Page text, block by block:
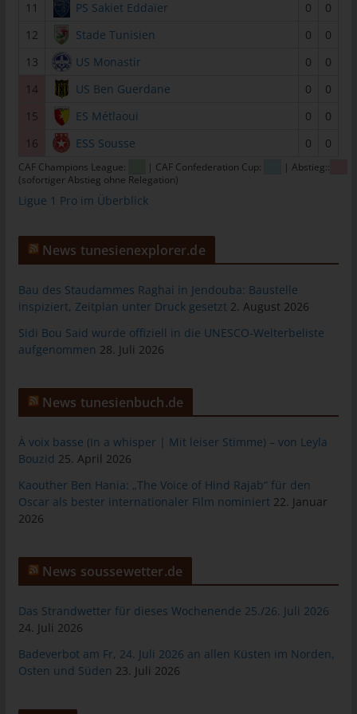
11
PS Sakiet Eddaïer 0
0
12
Stade Tunisien 0
0
13
US Monastir 0
0
14
US Ben Guerdane 0
0
15
ES Métlaoui 0
0
16
ESS Sousse 0 0
CAF Champions League: | CAF Confederation Cup:
| Abstieg::
(sofortiger Abstieg ohne Relegation)
Ligue 1 Pro im Überblick
News tunesienexplorer.de
Bau des Staudammes Raghai in Jendouba: Baustelle
inspiziert, Zeitplan unter Druck gesetzt 2. August 2026
Sidi Bou Said wurde offiziell in die UNESCO-Welterbeliste
aufgenommen 28. Juli 2026
News tunesienbuch.de
À voix basse (In a whisper | Mit leiser Stimme) – von Leyla
Bouzid 25. April 2026
Kaouther Ben Hania: „The Voice of Hind Rajab“ für den
Oscar als bester internationaler Film nominiert 22. Januar
2026
News soussewetter.de
Das Strandwetter für dieses Wochenende 25./26. Juli 2026
24. Juli 2026
Badeverbot am Fr, 24. Juli 2026 an allen Küsten im Norden,
Osten und Süden 23. Juli 2026
Mitgliedstaaten vorgesehen werden.
h) Auftragsverarbeiter
Auftragsverarbeiter ist eine natürliche oder juristische Person,
Daten im Auftrag des Verantwortlichen verarbeitet.
i) Empfänger
Empfänger ist eine natürliche oder juristische Person, Behörde,
Einrichtung oder andere Stelle, der personenbezogene Daten
offengelegt werden, unabhängig davon, ob es sich bei ihr um
einen Dritten handelt oder nicht. Behörden, die im Rahmen
Unionsrecht oder dem Recht der Mitgliedstaaten
möglicherweise personenbezogene Daten erhalten, gelten
jedoch nicht als Empfänger.
j) Dritter
Einrichtung oder andere Stelle außer der betroffenen Person,
dem Verantwortlichen, dem Auftragsverarbeiter und den
Verantwortlichen oder des Auftragsverarbeiters befugt sind, die
personenbezogenen Daten zu verarbeiten.
k) Einwilligung
Einwilligung ist jede von der betroffenen Person freiwillig für den
abgegebene Willensbekundung in Form einer Erklärung oder
einer sonstigen eindeutigen bestätigenden Handlung, mit der
einverstanden ist.
Name und Anschrift des für die
Verarbeitung Verantwortlichen
Verantwortlicher im Sinne der Datenschutz-Grundverordnung,
sonstiger in den Mitgliedstaaten der Europäischen Union